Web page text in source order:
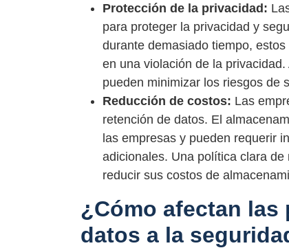
Protección de la privacidad:
para proteger la privacidad y
durante demasiado tiempo,
en una violación de la
pueden minimizar los riesgos de
Reducción de costos: Las
retención de datos. El
las empresas y pueden requerir
adicionales. Una política clara
reducir sus costos de
¿Cómo afectan
datos a la